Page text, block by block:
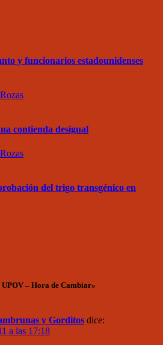
y funcionarios estadounidenses
contienda desigual
del trigo transgénico en
UPOV – Hora de Cambiar»
y Gorditos dice:
a las 17:18